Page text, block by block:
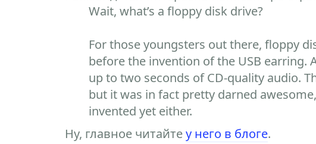
Wait, what’s a floppy disk drive?
For those youngsters out there, floppy
before the invention of the USB earring.
up to two seconds of CD-quality audio.
but it was in fact pretty darned
invented yet either.
Ну, главное читайтеу него в блоге.